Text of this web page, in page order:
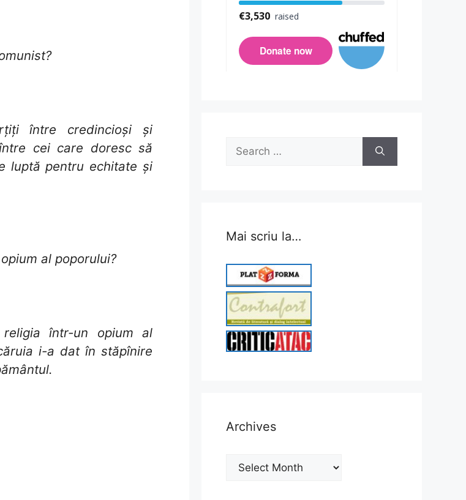
între credincioși și
cei care doresc să
luptă pentru echitate și
al poporului?
într-un opium al
i-a dat în stăpînire
Search
for:
Mai scriu la…
Archives
Archives